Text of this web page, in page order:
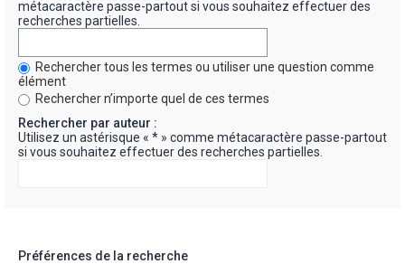
métacaractère passe-partout si vous souhaitez effectuer des
recherches partielles.
Rechercher tous les termes ou utiliser une question comme
élément
Rechercher n’importe quel de ces termes
Rechercher par auteur :
Utilisez un astérisque « * » comme métacaractère passe-partout
si vous souhaitez effectuer des recherches partielles.
Préférences de la recherche